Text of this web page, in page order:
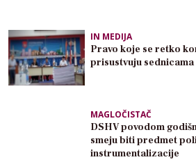
IN MEDIJA
Pravo koje se retko
prisustvuju
MAGLOČISTAČ
DSHV povodom
smeju biti predmet
instrumentalizacije